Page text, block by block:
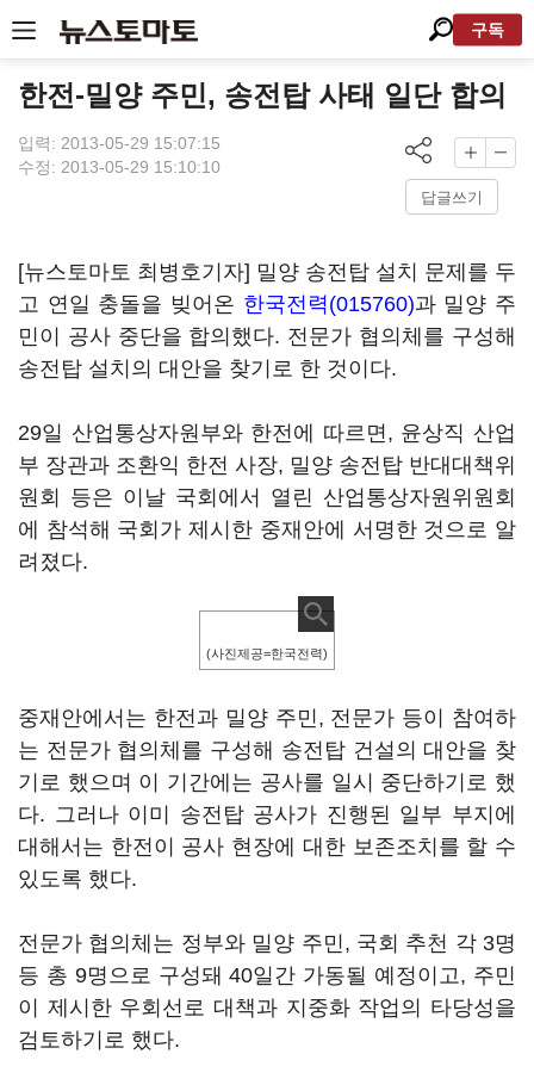
구독
한전-밀양 주민, 송전탑 사태 일단 합의
입력: 2013-05-29 15:07:15
수정: 2013-05-29 15:10:10
답글쓰기
[뉴스토마토 최병호기자] 밀양 송전탑 설치 문제를 두
고 연일 충돌을 빚어온 한국전력(015760)과 밀양 주
민이 공사 중단을 합의했다. 전문가 협의체를 구성해
송전탑 설치의 대안을 찾기로 한 것이다.
29일 산업통상자원부와 한전에 따르면, 윤상직 산업
부 장관과 조환익 한전 사장, 밀양 송전탑 반대대책위
원회 등은 이날 국회에서 열린 산업통상자원위원회
에 참석해 국회가 제시한 중재안에 서명한 것으로 알
려졌다.
(사진제공=한국전력)
중재안에서는 한전과 밀양 주민, 전문가 등이 참여하
는 전문가 협의체를 구성해 송전탑 건설의 대안을 찾
기로 했으며 이 기간에는 공사를 일시 중단하기로 했
다. 그러나 이미 송전탑 공사가 진행된 일부 부지에
대해서는 한전이 공사 현장에 대한 보존조치를 할 수
있도록 했다.
전문가 협의체는 정부와 밀양 주민, 국회 추천 각 3명
등 총 9명으로 구성돼 40일간 가동될 예정이고, 주민
이 제시한 우회선로 대책과 지중화 작업의 타당성을
검토하기로 했다.